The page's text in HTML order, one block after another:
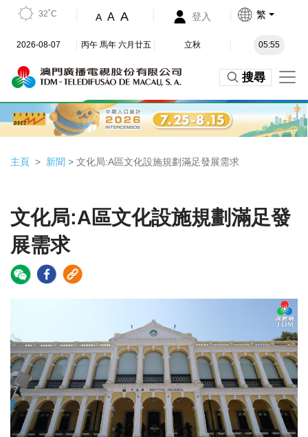
32˚C A A A 登入 繁
2026-08-07 丙午 馬年 六月廿五 立秋 05:55
搜尋
主頁 新聞 > 文化局:A區文化設施規劃滿足發展需求
文化局:A區文化設施規劃滿足發
展需求